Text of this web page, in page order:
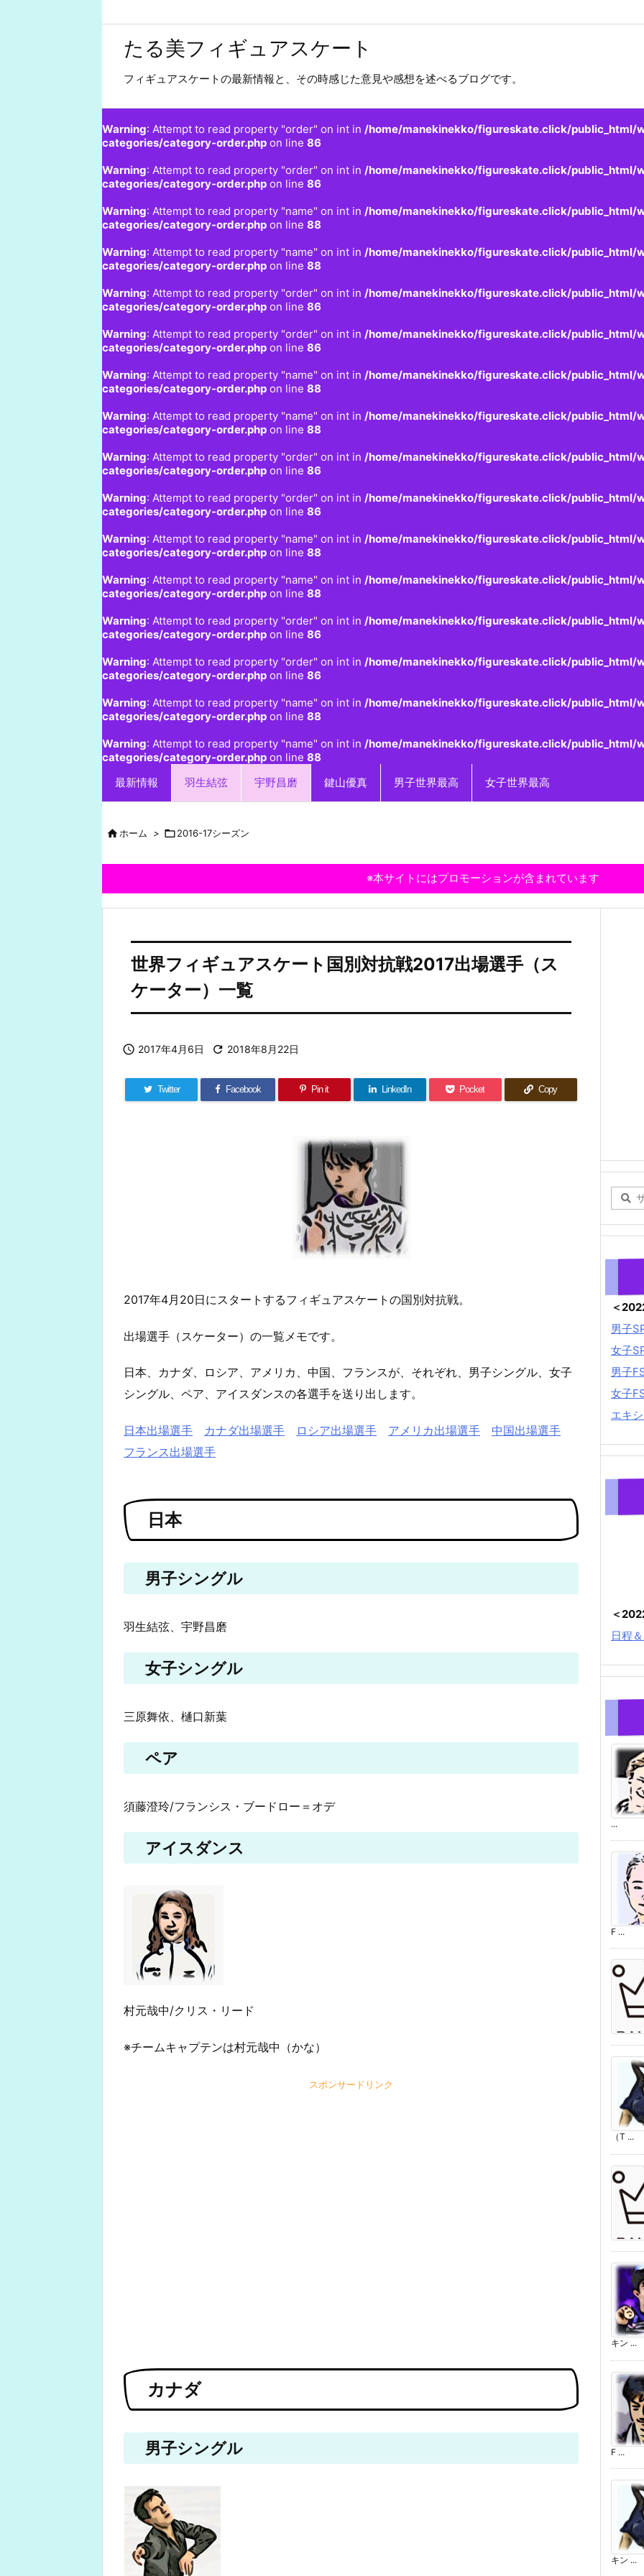
たる美フィギュアスケート
フィギュアスケートの最新情報と、その時感じた意見や感想を述べるブログです。
Warning: Attempt to read property "order" on int in /home/manekinekko/figureskate.click/public_html/
categories/category-order.php on line 86
Warning: Attempt to read property "order" on int in /home/manekinekko/figureskate.click/public_html/
categories/category-order.php on line 86
Warning: Attempt to read property "name" on int in /home/manekinekko/figureskate.click/public_html/
categories/category-order.php on line 88
Warning: Attempt to read property "name" on int in /home/manekinekko/figureskate.click/public_html/
categories/category-order.php on line 88
Warning: Attempt to read property "order" on int in /home/manekinekko/figureskate.click/public_html/
categories/category-order.php on line 86
Warning: Attempt to read property "order" on int in /home/manekinekko/figureskate.click/public_html/
categories/category-order.php on line 86
Warning: Attempt to read property "name" on int in /home/manekinekko/figureskate.click/public_html/
categories/category-order.php on line 88
Warning: Attempt to read property "name" on int in /home/manekinekko/figureskate.click/public_html/
categories/category-order.php on line 88
Warning: Attempt to read property "order" on int in /home/manekinekko/figureskate.click/public_html/
categories/category-order.php on line 86
Warning: Attempt to read property "order" on int in /home/manekinekko/figureskate.click/public_html/
categories/category-order.php on line 86
Warning: Attempt to read property "name" on int in /home/manekinekko/figureskate.click/public_html/
categories/category-order.php on line 88
Warning: Attempt to read property "name" on int in /home/manekinekko/figureskate.click/public_html/
categories/category-order.php on line 88
Warning: Attempt to read property "order" on int in /home/manekinekko/figureskate.click/public_html/
categories/category-order.php on line 86
Warning: Attempt to read property "order" on int in /home/manekinekko/figureskate.click/public_html/
categories/category-order.php on line 86
Warning: Attempt to read property "name" on int in /home/manekinekko/figureskate.click/public_html/
categories/category-order.php on line 88
Warning: Attempt to read property "name" on int in /home/manekinekko/figureskate.click/public_html/
categories/category-order.php on line 88
最新情報
羽生結弦 宇野昌磨 鍵山優真 男子世界最高 女子世界最高
ホーム > 2016-17シーズン
※本サイトにはプロモーションが含まれています
世界フィギュアスケート国別対抗戦2017出場選手（ス
ケーター）一覧
 2017年4月6日  2018年8月22日
Twitter Facebook Pin it LinkedIn Pocket Copy
2017年4月20日にスタートするフィギュアスケートの国別対抗戦。
出場選手（スケーター）の一覧メモです。
日本、カナダ、ロシア、アメリカ、中国、フランスが、それぞれ、男子シングル、女子
シングル、ペア、アイスダンスの各選手を送り出します。
日本出場選手 カナダ出場選手 ロシア出場選手 アメリカ出場選手
中国出場選手
フランス出場選手
日本
男子シングル
羽生結弦、宇野昌磨
女子シングル
三原舞依、樋口新葉
ペア
須藤澄玲/フランシス・ブードロー＝オデ
アイスダンス
村元哉中/クリス・リード
※チームキャプテンは村元哉中（かな）
スポンサードリンク
カナダ
男子シングル
＜
男子
女子
男子
女子
エキ
＜
日程
...
F ...
（T ...
キン ...
F ...
キン ...